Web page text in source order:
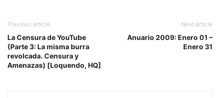
Previous article
La Censura de YouTube
(Parte 3: La misma burra
revolcada. Censura y
Amenazas) [Loquendo, HQ]
Next article
Anuario 2009: Enero 01 –
Enero 31